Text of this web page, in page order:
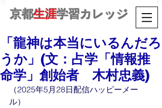
京都生涯学習カレッジ
「龍神は本当にいるんだろ
うか」(文：占学「情報推
命学」創始者 木村忠義)
（2025年5月28日配信ハッピーメー
ル）